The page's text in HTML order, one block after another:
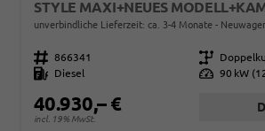
unverbindliche Lieferzeit: ca. 3-4 Monate
Fahrzeugnr. 866341 Getriebe
Kraftstoff
Diesel Leistung 90 kW
40.930,– €
incl. 19% MwSt.